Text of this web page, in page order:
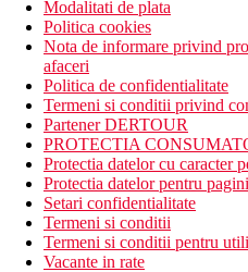
Spa
Wifi
spalatorie (contra cost)
sali de conferinta &
aer conditionat
lounge comun/zona
distribuitor automat
Descrierea plajei
plaja cu nisip
Activitati sportive gratuite
teren de tenis
teren de joaca pentru
Modalitati de plata
Politica cookies
Nota de informare privind
afaceri
Politica de confidentialitate
Termeni si conditii privind
Partener DERTOUR
PROTECTIA
Protectia datelor cu caracter
Protectia datelor pentru
Setari confidentialitate
Termeni si conditii
Termeni si conditii pentru
Vacante in rate